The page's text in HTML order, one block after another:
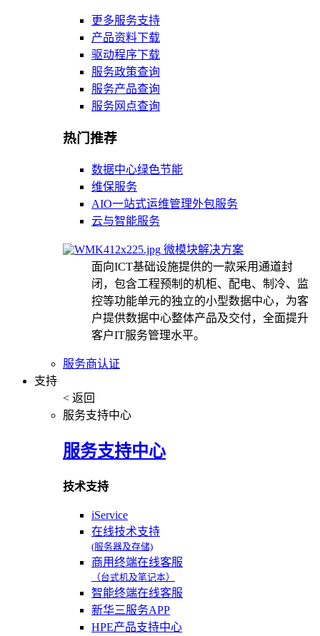
更多服务支持
产品资料下载
驱动程序下载
服务政策查询
服务产品查询
服务网点查询
热门推荐
数据中心绿色节能
维保服务
AIO一站式运维管理外包服务
云与智能服务
微模块解决方案
面向ICT基础设施提供的一款采用通道封
闭，包含工程预制的机柜、配电、制冷、监
控等功能单元的独立的小型数据中心，为客
户提供数据中心整体产品及交付，全面提升
客户IT服务管理水平。
服务商认证
支持
< 返回
服务支持中心
服务支持中心
技术支持
iService
在线技术支持
(服务器及存储)
商用终端在线客服
（台式机及笔记本）
智能终端在线客服
新华三服务APP
HPE产品支持中心